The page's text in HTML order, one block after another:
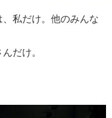
私だけ。他のみんな
だけ。